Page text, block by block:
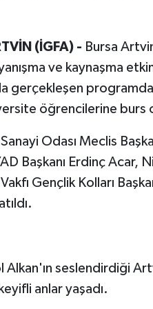
(İGFA) - Bursa
ve kaynaşma
gerçekleşen
öğrencilerine burs
Odası Meclis
Başkanı Erdinç Acar,
Gençlik Kolları
Alkan'ın seslendirdiği
anlar yaşadı.